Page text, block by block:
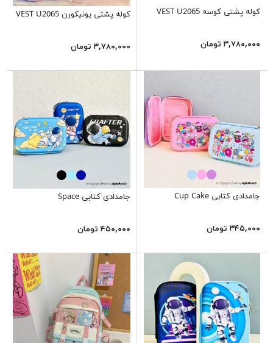
کوله پشتی کوسه VEST U2065
۳,۷۸۰,۰۰۰ تومان
کوله پشتی یونیکورن VEST U2065
۳,۷۸۰,۰۰۰ تومان
جامدادی کتابی Cup Cake
۳۴۵,۰۰۰ تومان
جامدادی کتابی Space
۴۵۰,۰۰۰ تومان